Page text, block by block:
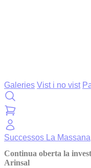
Galeries Vist i no vist
Successos La Massana
Continua oberta la
Arinsal